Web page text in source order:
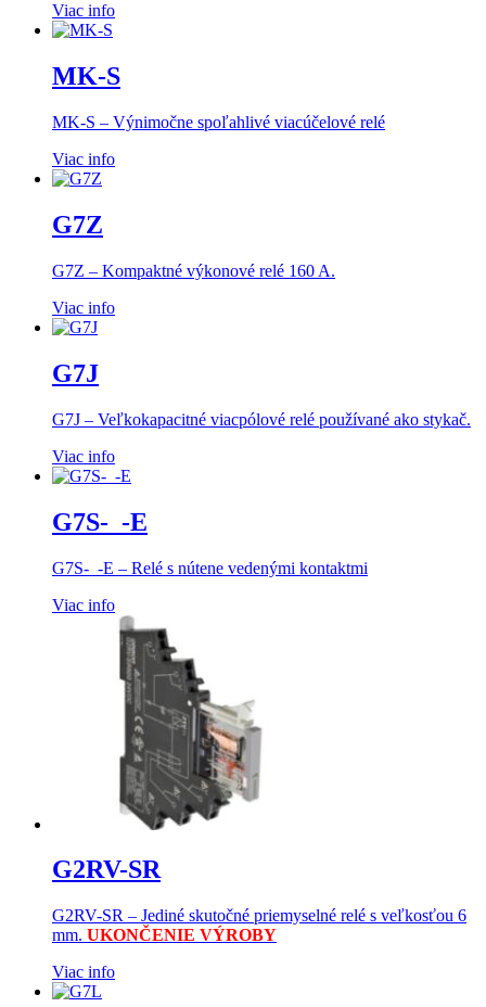
Viac info
MK-S
MK-S – Výnimočne spoľahlivé viacúčelové relé
Viac info
G7Z
G7Z – Kompaktné výkonové relé 160 A.
Viac info
G7J
G7J – Veľkokapacitné viacpólové relé používané ako stykač.
Viac info
G7S-_-E
G7S-_-E – Relé s nútene vedenými kontaktmi
Viac info
G2RV-SR
G2RV-SR – Jediné skutočné priemyselné relé s veľkosťou 6
mm. UKONČENIE VÝROBY
Viac info